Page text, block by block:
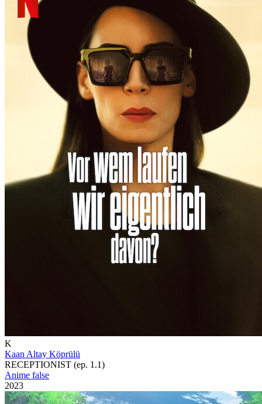
K
Kaan Altay Köprülü
RECEPTIONIST (ep. 1.1)
Anime false
2023